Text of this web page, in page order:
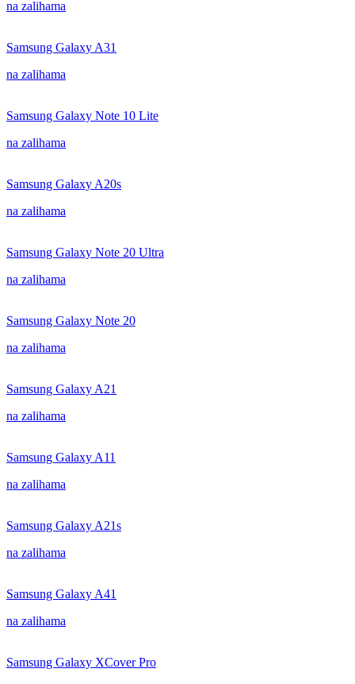
na zalihama
Samsung Galaxy A31
na zalihama
Samsung Galaxy Note 10 Lite
na zalihama
Samsung Galaxy A20s
na zalihama
Samsung Galaxy Note 20 Ultra
na zalihama
Samsung Galaxy Note 20
na zalihama
Samsung Galaxy A21
na zalihama
Samsung Galaxy A11
na zalihama
Samsung Galaxy A21s
na zalihama
Samsung Galaxy A41
na zalihama
Samsung Galaxy XCover Pro